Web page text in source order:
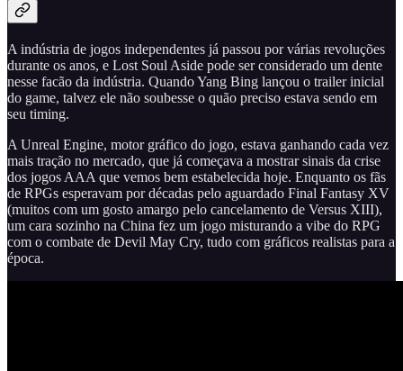
A indústria de jogos independentes já passou por várias revoluções
durante os anos, e Lost Soul Aside pode ser considerado um dente
nesse facão da indústria. Quando Yang Bing lançou o trailer inicial
do game, talvez ele não soubesse o quão preciso estava sendo em
seu timing.
A Unreal Engine, motor gráfico do jogo, estava ganhando cada vez
mais tração no mercado, que já começava a mostrar sinais da crise
dos jogos AAA que vemos bem estabelecida hoje. Enquanto os fãs
de RPGs esperavam por décadas pelo aguardado Final Fantasy XV
(muitos com um gosto amargo pelo cancelamento de Versus XIII),
um cara sozinho na China fez um jogo misturando a vibe do RPG
com o combate de Devil May Cry, tudo com gráficos realistas para a
época.